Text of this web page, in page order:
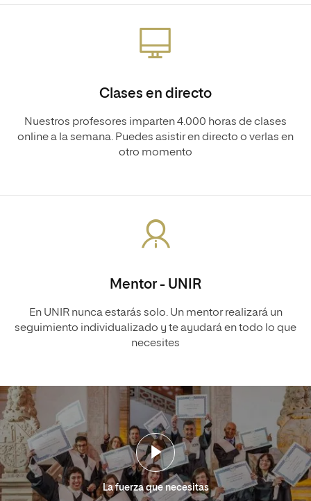
Clases en directo
Nuestros profesores imparten 4.000 horas de clases
online a la semana. Puedes asistir en directo o verlas en
otro momento
Mentor - UNIR
En UNIR nunca estarás solo. Un mentor realizará un
seguimiento individualizado y te ayudará en todo lo que
necesites
La fuerza que necesitas